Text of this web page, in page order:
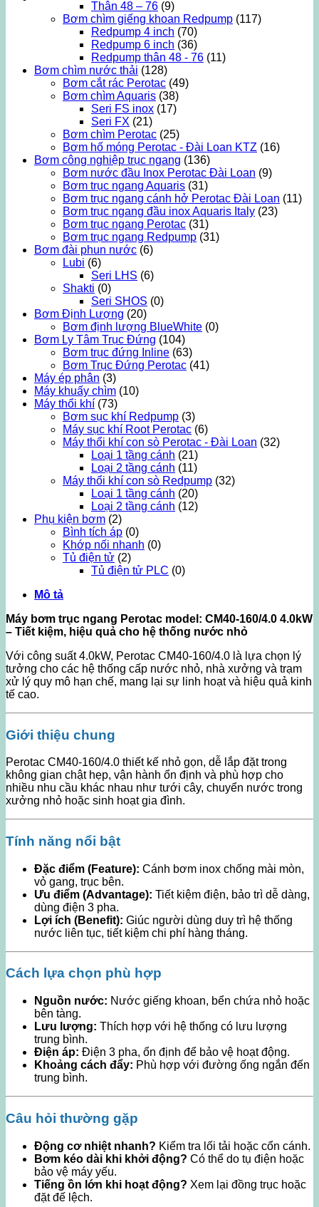
Thân 48 – 76 (9)
Bơm chìm giếng khoan Redpump (117)
Redpump 4 inch (70)
Redpump 6 inch (36)
Redpump thân 48 - 76 (11)
Bơm chìm nước thải (128)
Bơm cắt rác Perotac (49)
Bơm chìm Aquaris (38)
Seri FS inox (17)
Seri FX (21)
Bơm chìm Perotac (25)
Bơm hố móng Perotac - Đài Loan KTZ (16)
Bơm công nghiệp trục ngang (136)
Bơm nước đầu Inox Perotac Đài Loan (9)
Bơm trục ngang Aquaris (31)
Bơm trục ngang cánh hở Perotac Đài Loan (11)
Bơm trục ngang đầu inox Aquaris Italy (23)
Bơm trục ngang Perotac (31)
Bơm trục ngang Redpump (31)
Bơm đài phun nước (6)
Lubi (6)
Seri LHS (6)
Shakti (0)
Seri SHOS (0)
Bơm Định Lượng (20)
Bơm định lượng BlueWhite (0)
Bơm Ly Tâm Trục Đứng (104)
Bơm trục đứng Inline (63)
Bơm Trục Đứng Perotac (41)
Máy ép phân (3)
Máy khuấy chìm (10)
Máy thổi khí (73)
Bơm sục khí Redpump (3)
Máy sục khí Root Perotac (6)
Máy thổi khí con sò Perotac - Đài Loan (32)
Loại 1 tầng cánh (21)
Loại 2 tầng cánh (11)
Máy thổi khí con sò Redpump (32)
Loại 1 tầng cánh (20)
Loại 2 tầng cánh (12)
Phụ kiện bơm (2)
Bình tích áp (0)
Khớp nối nhanh (0)
Tủ điện tử (2)
Tủ điện tử PLC (0)
Mô tả
Máy bơm trục ngang Perotac model: CM40-160/4.0 4.0kW
– Tiết kiệm, hiệu quả cho hệ thống nước nhỏ
Với công suất 4.0kW, Perotac CM40-160/4.0 là lựa chọn lý
tưởng cho các hệ thống cấp nước nhỏ, nhà xưởng và trạm
xử lý quy mô hạn chế, mang lại sự linh hoạt và hiệu quả kinh
tế cao.
Giới thiệu chung
Perotac CM40-160/4.0 thiết kế nhỏ gọn, dễ lắp đặt trong
không gian chật hẹp, vận hành ổn định và phù hợp cho
nhiều nhu cầu khác nhau như tưới cây, chuyển nước trong
xưởng nhỏ hoặc sinh hoạt gia đình.
Tính năng nổi bật
Đặc điểm (Feature): Cánh bơm inox chống mài mòn,
vỏ gang, trục bên.
Ưu điểm (Advantage): Tiết kiệm điện, bảo trì dễ dàng,
dùng điện 3 pha.
Lợi ích (Benefit): Giúc người dùng duy trì hệ thống
nước liên tục, tiết kiệm chi phí hàng tháng.
Cách lựa chọn phù hợp
Nguồn nước: Nước giếng khoan, bển chứa nhỏ hoặc
bên tàng.
Lưu lượng: Thích hợp với hệ thống có lưu lượng
trung bình.
Điện áp: Điện 3 pha, ổn định để bảo vệ hoạt động.
Khoảng cách đẩy: Phù hợp với đường ống ngắn đến
trung bình.
Câu hỏi thường gặp
Động cơ nhiệt nhanh? Kiểm tra lối tải hoặc cổn cánh.
Bơm kéo dài khi khởi động? Có thể do tụ điện hoặc
bảo vệ máy yếu.
Tiếng ồn lớn khi hoạt động? Xem lại đồng trục hoặc
đặt đế lệch.